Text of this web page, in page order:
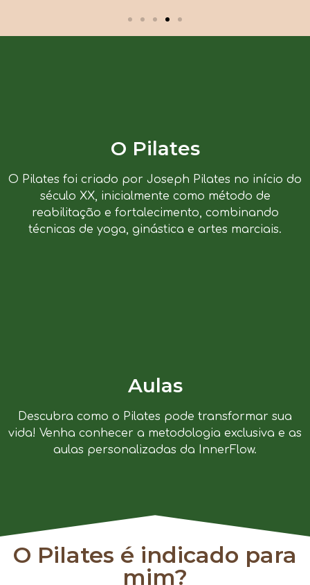
O Pilates
O Pilates foi criado por Joseph Pilates no início do
século XX, inicialmente como método de
reabilitação e fortalecimento, combinando
técnicas de yoga, ginástica e artes marciais.
Aulas
Descubra como o Pilates pode transformar sua
vida! Venha conhecer a metodologia exclusiva e as
aulas personalizadas da InnerFlow.
O Pilates é indicado para
mim?